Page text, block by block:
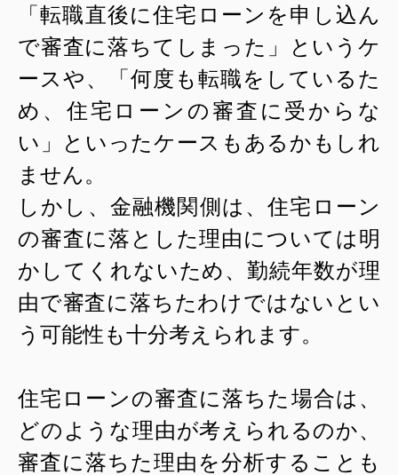
「転職直後に住宅ローンを申し込ん
で審査に落ちてしまった」というケ
ースや、「何度も転職をしているた
め、住宅ローンの審査に受からな
い」といったケースもあるかもしれ
ません。
しかし、金融機関側は、住宅ローン
の審査に落とした理由については明
かしてくれないため、勤続年数が理
由で審査に落ちたわけではないとい
う可能性も十分考えられます。
住宅ローンの審査に落ちた場合は、
どのような理由が考えられるのか、
審査に落ちた理由を分析することも